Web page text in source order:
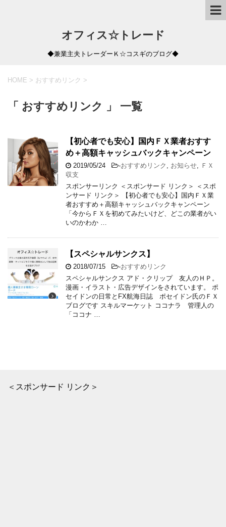
オフィス☆トレード
◆兼業主夫トレーダーＫ☆コスギのブログ◆
HOME > おすすめリンク >
「 おすすめリンク 」 一覧
【初心者でも安心】国内ＦＸ業者おすす
め＋高額キャッシュバックキャンペーン
2019/05/24 -おすすめリンク お知らせ
ＦＸ
収支
スポンサーリンク ＜スポンサード リンク＞ ＜スポ
ンサード リンク＞ 【初心者でも安心】国内ＦＸ業
者おすすめ＋高額キャッシュバックキャンペーン
「今からＦＸを初めてみたいけど、どこの業者がい
いのかわか …
【スペシャルサンクス】
2018/07/15 -おすすめリンク
スペシャルサンクス アド・クリップ 友人のＨＰ。
漫画・イラスト・広告デザインをされています。 ポ
セイドンの日常とFX航海日誌 ポセイドン氏のＦＸ
ブログです スキルマーケット ココナラ 管理人の
「ココナ …
＜スポンサード リンク＞